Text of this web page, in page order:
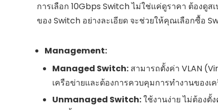
การเลือก 10Gbps Switch ไม่ใช่แค่ดูราคา ต้องดู
ของ Switch อย่างละเอียด จะช่วยให้คุณเลือกซื้อ
Management:
Managed Switch: สามารถตั้งค่า VLAN
เครือข่ายและต้องการควบคุมการทำงานของเ
Unmanaged Switch:ใช้งานง่าย ไม่ต้องตั้